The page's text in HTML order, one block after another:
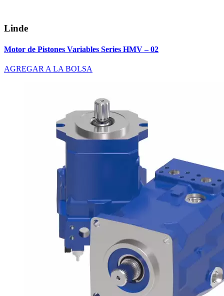
Linde
Motor de Pistones Variables Series HMV – 02
AGREGAR A LA BOLSA